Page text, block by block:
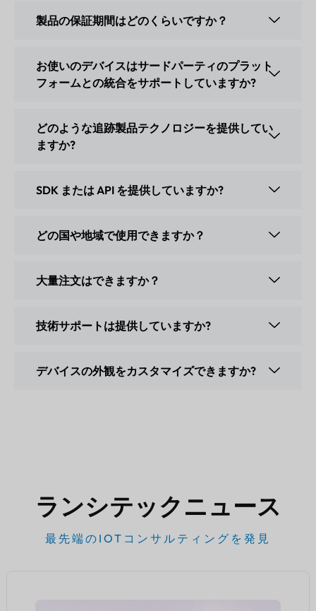
製品の保証期間はどのくらいですか？
お使いのデバイスはサードパーティのプラット
フォームとの統合をサポートしていますか?
どのような追跡製品テクノロジーを提供してい
ますか?
SDK または API を提供していますか?
どの国や地域で使用できますか？
大量注文はできますか？
技術サポートは提供していますか?
デバイスの外観をカスタマイズできますか?
ランシテックニュース
最先端のIOTコンサルティングを発見